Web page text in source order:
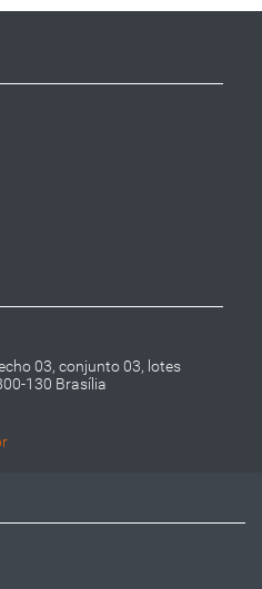
03, conjunto 03, lotes
130 Brasília